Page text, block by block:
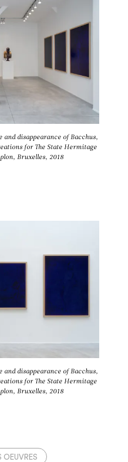
disappearance
Christ (2016).
for The State
and disappearance of Bacchus,
for The State Hermitage
Bruxelles, 2018
and disappearance of Bacchus,
for The State Hermitage
Bruxelles, 2018
OEUVRES